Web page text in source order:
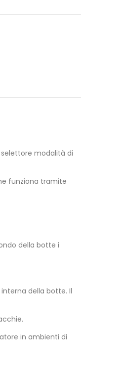
modalità di
funziona tramite
della botte i
della botte. Il
in ambienti di